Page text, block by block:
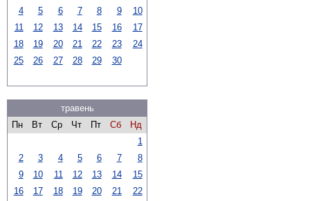
4
5 6 7 8 9
10
11
12 13 14 15 16
17
18
19 20 21 22 23
24
25
26 27 28 29 30
травень
Пн
Вт Ср Чт Пт Сб
Нд
1
2
3 4 5 6 7
8
9
10 11 12 13 14
15
16
17 18 19 20 21
22